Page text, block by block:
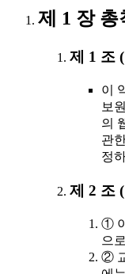
제 1 장 총
제 1 조
이
보
의
관
정
제 2 조
①
으
②